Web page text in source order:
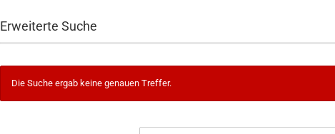
Erweiterte Suche
Die Suche ergab keine genauen Treffer.